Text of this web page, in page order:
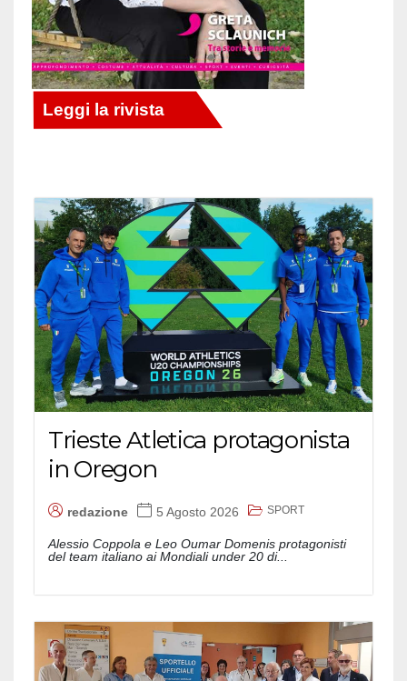
Trieste Atletica protagonista
in Oregon
redazione 5 Agosto 2026 SPORT
Alessio Coppola e Leo Oumar Domenis protagonisti
del team italiano ai Mondiali under 20 di...